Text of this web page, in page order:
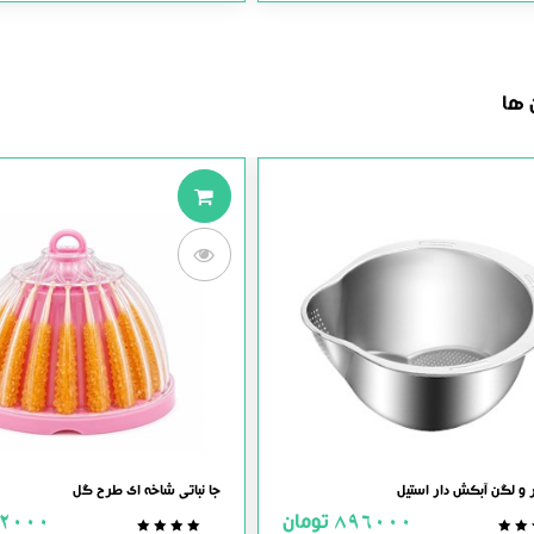
out
out
ها
و لگن آبکش دار استیل
896000 تومان
جا نباتی شاخه ای طرح گل